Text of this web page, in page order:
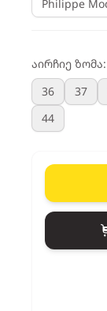
Philippe
აირჩიე ზომა:
36
37
44